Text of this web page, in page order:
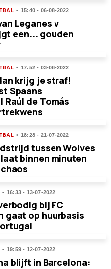
15:40 - 06-08-2022
Leganes v
een... gouden
17:52 - 03-08-2022
krijg je straf!
Spaans
de Tomás
18:28 - 21-07-2022
tussen Wolves
binnen minuten
16:33 - 13-07-2022
bij FC
gaat op huurbasis
19:59 - 12-07-2022
blijft in Barcelona: